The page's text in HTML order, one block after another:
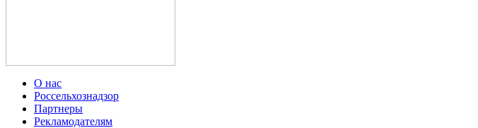
О нас
Россельхознадзор
Партнеры
Рекламодателям